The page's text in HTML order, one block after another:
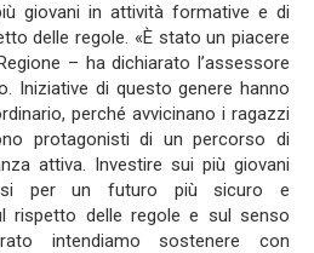
giovani in attività formative e di
delle regole. «È stato un piacere
– ha dichiarato l’assessore
Iniziative di questo genere hanno
perché avvicinano i ragazzi
protagonisti di un percorso di
attiva. Investire sui più giovani
per un futuro più sicuro e
rispetto delle regole e sul senso
intendiamo sostenere con